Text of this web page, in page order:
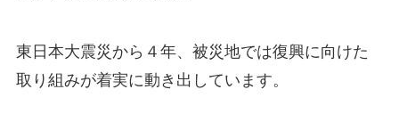
東日本大震災から４年、被災地では復興に向けた
取り組みが着実に動き出しています。